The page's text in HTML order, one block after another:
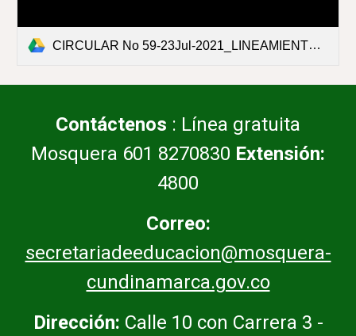
CIRCULAR No 59-23Jul-2021_LINEAMIENTOS PARA EL RETORNO SEGURO A LA PRESTACION DE SERVICIOS EDUCATIVOS EN LA PRESENCIALIDAD DE LAS I.E.pdf
Contáctenos : Línea gratuita
Mosquera 601 8270830 Extensión:
4800
Correo:
secretariadeeducacion@mosquera-
cundinamarca.gov.co
Dirección: Calle 10 con Carrera 3 -